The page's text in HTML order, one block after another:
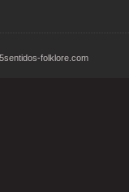
folklore.com